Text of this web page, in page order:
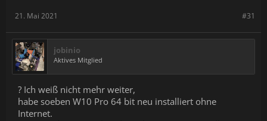
#31
21. Mai 2021
jobinio
Aktives Mitglied
? Ich weiß nicht mehr weiter,
habe soeben W10 Pro 64 bit neu installiert ohne
Internet.